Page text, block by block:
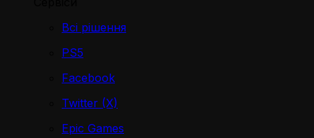
Всі рішення
PS5
Facebook
Twitter (X)
Epic Games